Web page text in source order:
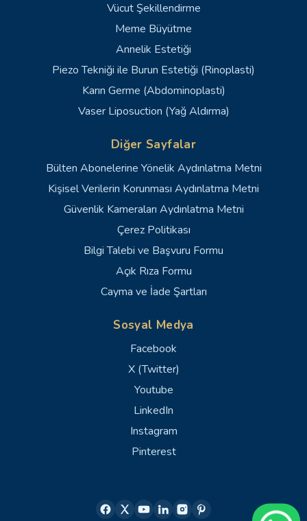
Vücut Şekillendirme
Meme Büyütme
Annelik Estetiği
Piezo Tekniği ile Burun Estetiği (Rinoplasti)
Karın Germe (Abdominoplasti)
Vaser Liposuction (Yağ Aldırma)
Diğer Sayfalar
Bülten Abonelerine Yönelik Aydınlatma Metni
Kişisel Verilerin Korunması Aydınlatma Metni
Güvenlik Kameraları Aydınlatma Metni
Çerez Politikası
Bilgi Talebi ve Başvuru Formu
Açık Rıza Formu
Cayma ve İade Şartları
Sosyal Medya
Facebook
X (Twitter)
Youtube
LinkedIn
Instagram
Pinterest